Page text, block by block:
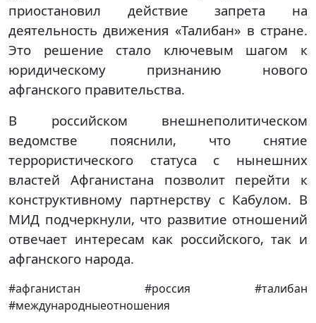
приостановил действие запрета на
деятельность движения «Талибан» в стране.
Это решение стало ключевым шагом к
юридическому признанию нового
афганского правительства.
В российском внешнеполитическом
ведомстве пояснили, что снятие
террористического статуса с нынешних
властей Афганистана позволит перейти к
конструктивному партнерству с Кабулом. В
МИД подчеркнули, что развитие отношений
отвечает интересам как российского, так и
афганского народа.
#афганистан #россия #талибан
#международныеотношения